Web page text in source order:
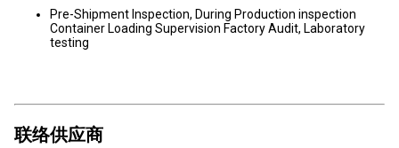
Pre-Shipment Inspection, During Production inspection
Container Loading Supervision Factory Audit, Laboratory
testing
联络供应商